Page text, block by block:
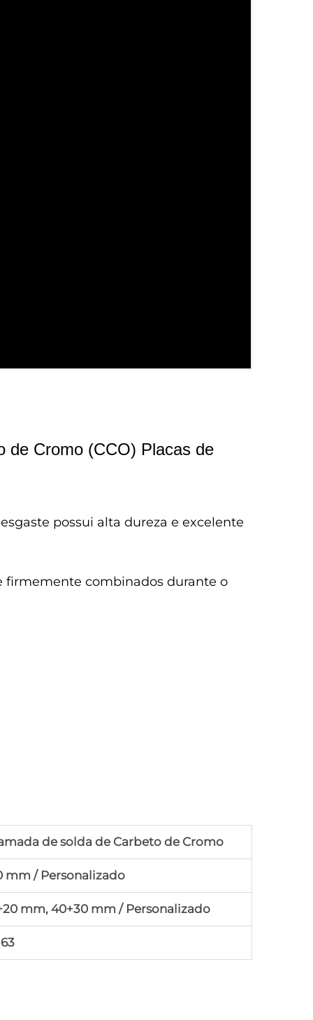
de Cromo (CCO) Placas de
possui alta dureza e excelente
firmemente combinados durante o
de solda de Carbeto de Cromo
mm / Personalizado
mm, 40+30 mm / Personalizado